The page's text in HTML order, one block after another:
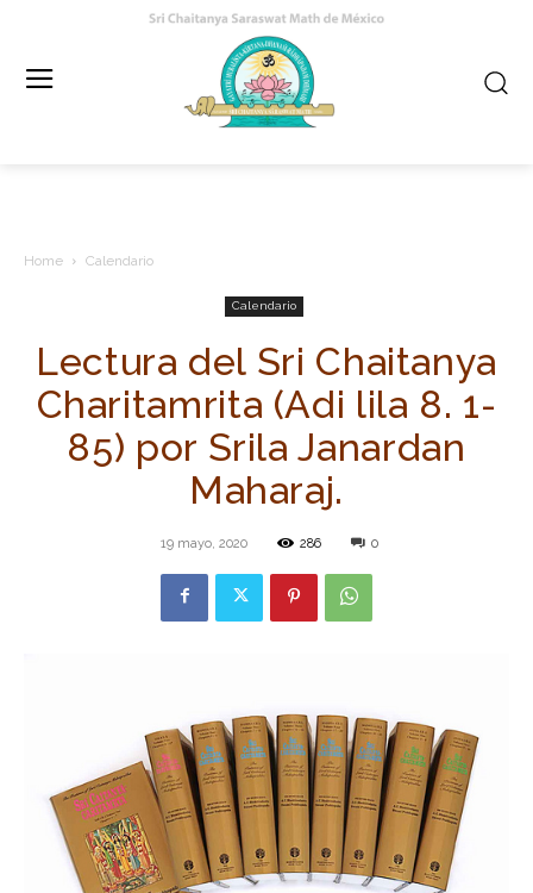
Home Calendario
Calendario
Lectura del Sri Chaitanya
Charitamrita (Adi lila 8. 1-
85) por Srila Janardan
Maharaj.
19 mayo, 2020 286 0